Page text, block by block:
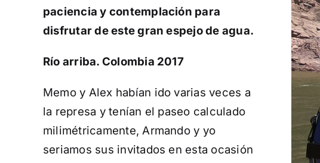
paciencia y contemplación para
disfrutar de este gran espejo de agua.
Río arriba. Colombia 2017
Memo y Alex habían ido varias veces a
la represa y tenían el paseo calculado
milimétricamente, Armando y yo
seriamos sus invitados en esta ocasión